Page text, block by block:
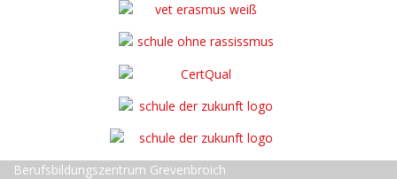
Berufsbildungszentrum Grevenbroich